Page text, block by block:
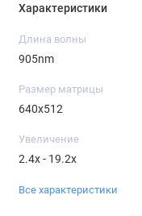
Характеристики
Длина волны
905nm
Размер матрицы
640x512
Увеличение
2.4x - 19.2x
Все характеристики